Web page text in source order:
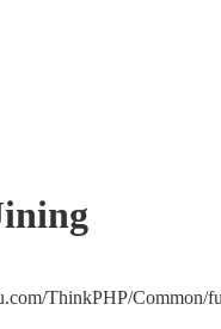
ThinkPHP/